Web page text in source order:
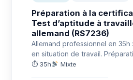
Préparation à la
Test d’aptitude à
allemand (RS7236)
Allemand professionnel en 35h
en situation de travail.
certification LILATE (RS7236).
⏱ 35h Mixte